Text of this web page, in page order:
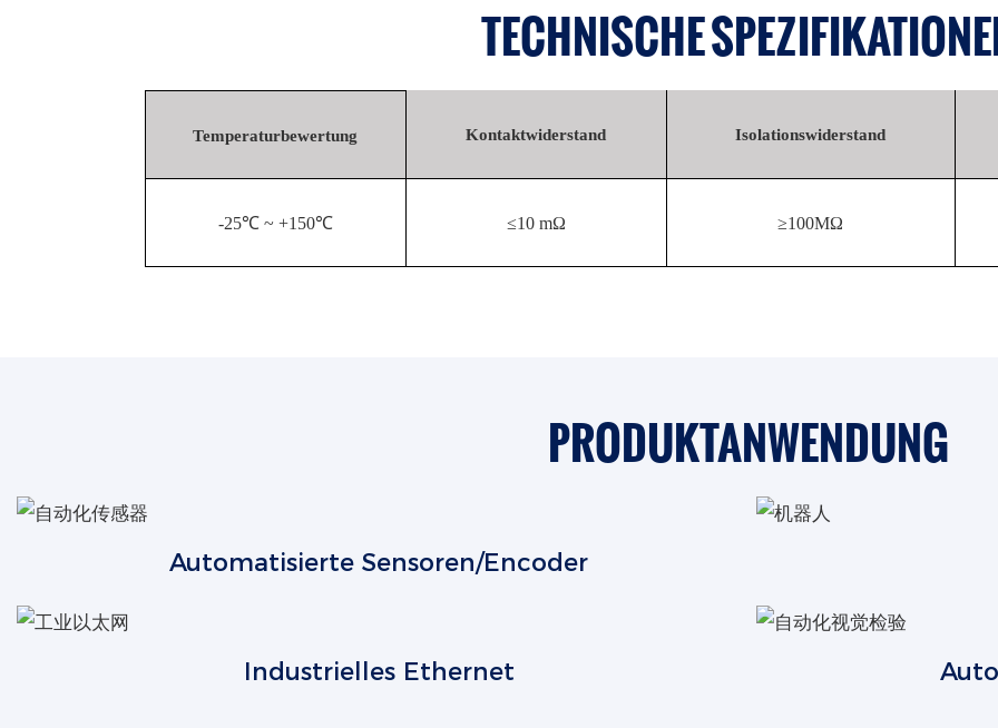
TECHNISCHE
Temperaturbewertung Kontaktwiderstand Isolationswiderstand
-25℃ ~ +150℃ ≤10 mΩ ≥100MΩ
PRODUKTANWENDUNG
Automatisierte Sensoren/Encoder
Industrielles Ethernet